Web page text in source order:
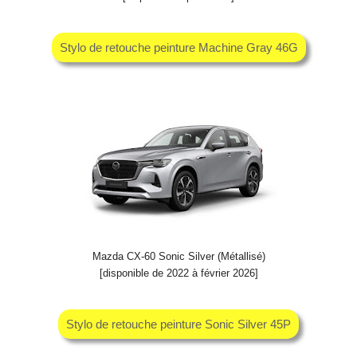
Stylo de retouche peinture Machine Gray 46G
Mazda CX-60 Sonic Silver (Métallisé)
[disponible de 2022 à février 2026]
Stylo de retouche peinture Sonic Silver 45P